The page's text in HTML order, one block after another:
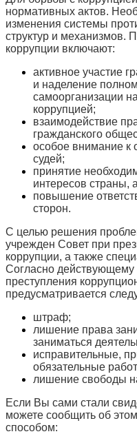
нормативных актов.
изменения системы
структур и механизмов.
коррупции включают:
активное участие
и наделение
самоорганизации
коррупцией;
взаимодействие
гражданского
особое внимание к
судей;
принятие
интересов страны,
повышение
сторон.
С целью решения
учрежден Совет при
коррупции, а также
Согласно действующему
преступления
предусматривается
штраф;
лишение права
заниматься
исправительные,
обязательные
лишение свободы
Если Вы сами стали
можете сообщить об
способом: